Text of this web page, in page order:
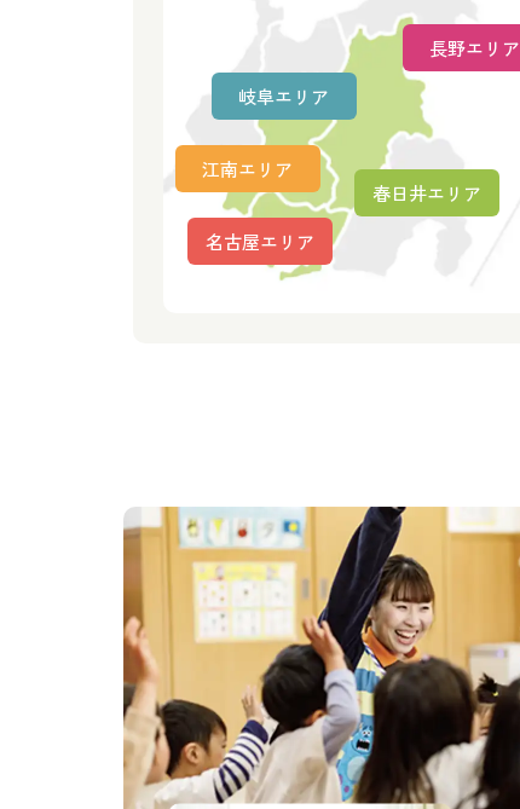
名古屋エリア
江南エリア
春日井エリア
岐阜エリア
長野エリア